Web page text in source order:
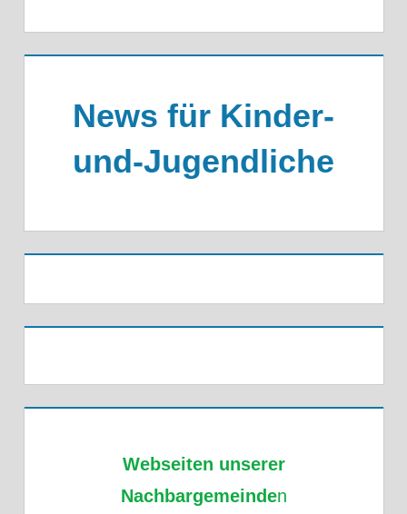
News für Kinder-
und-Jugendliche
Webseiten unserer
Nachbargemeinden